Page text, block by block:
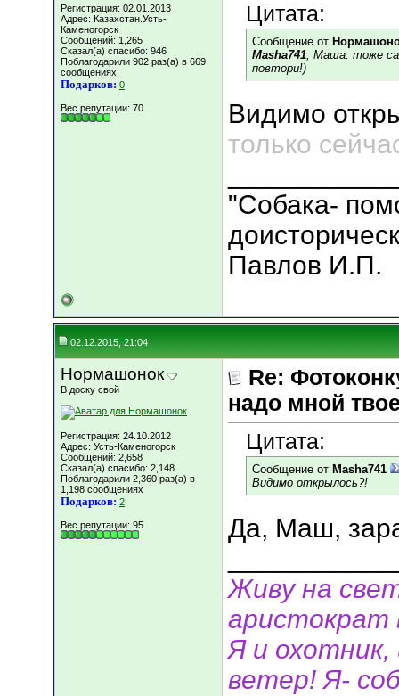
Регистрация: 02.01.2013
Адрес: Казахстан.Усть-
Каменогорск
Сообщений: 1,265
Сказал(а) спасибо: 946
Поблагодарили 902 раз(а) в 669
сообщениях
Подарков: 0
Вес репутации: 70
Цитата:
Сообщение от
Masha741, Маша. тоже
повтори!)
Видимо
только
"Собака-
Павлов И.П.
02.12.2015, 21:04
Нормашонок
В доску свой
Регистрация: 24.10.2012
Адрес: Усть-Каменогорск
Сообщений: 2,658
Сказал(а) спасибо: 2,148
Поблагодарили 2,360 раз(а) в
1,198 сообщениях
Подарков: 2
Вес репутации: 95
Re:
надо мной
Цитата:
Сообщение от Masha741
Видимо открылось?!
Да, Маш,
Живу на
аристократ
Я и охотник,
ветер! Я-